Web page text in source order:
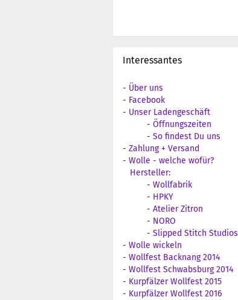
Interessantes
- Über uns
- Facebook
- Unser Ladengeschäft
- Öffnungszeiten
- So findest Du uns
- Zahlung + Versand
- Wolle - welche wofür?
Hersteller:
- Wollfabrik
- HPKY
- Atelier Zitron
- NORO
- Slipped Stitch Studios
- Wolle wickeln
- Wollfest Backnang 2014
- Wollfest Schwabsburg 2014
- Kurpfälzer Wollfest 2015
- Kurpfälzer Wollfest 2016